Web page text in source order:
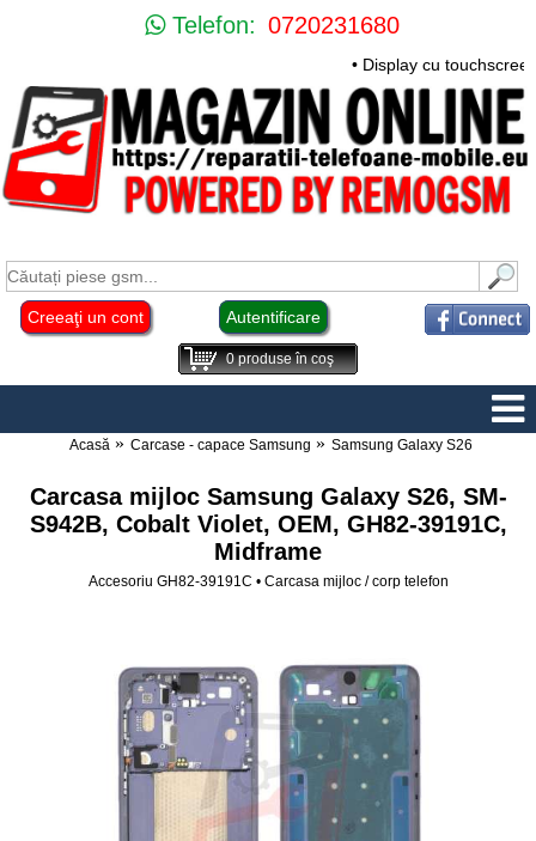
Telefon: 0720231680
• Display cu
Creeaţi un cont Autentificare
0produse în coş
Acasă Carcase - capace Samsung Samsung Galaxy S26
Carcasa mijloc Samsung Galaxy S26, SM-
S942B, Cobalt Violet, OEM, GH82-39191C,
Midframe
Accesoriu GH82-39191C • Carcasa mijloc / corp telefon